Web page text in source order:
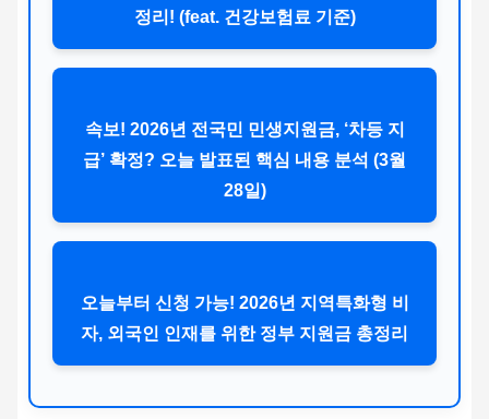
정리! (feat. 건강보험료 기준)
속보! 2026년 전국민 민생지원금, ‘차등 지
급’ 확정? 오늘 발표된 핵심 내용 분석 (3월
28일)
오늘부터 신청 가능! 2026년 지역특화형 비
자, 외국인 인재를 위한 정부 지원금 총정리